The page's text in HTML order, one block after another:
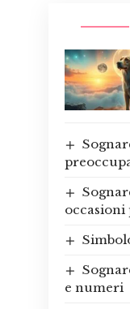
occasioni
e numeri